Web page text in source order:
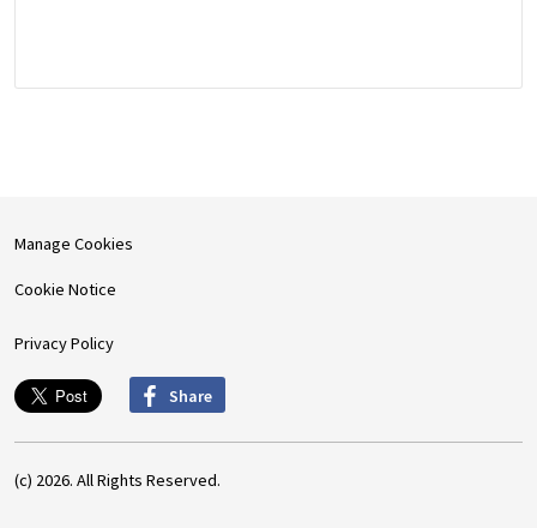
Manage Cookies
Cookie Notice
Privacy Policy
Share
(c) 2026. All Rights Reserved.